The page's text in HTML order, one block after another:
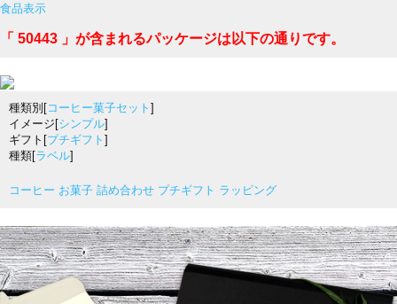
食品表示
「 50443 」が含まれるパッケージは以下の通りです。
種類別[コーヒー菓子セット ]
イメージ[シンプル]
ギフト[プチギフト ]
種類[ラベル]
コーヒー お菓子 詰め合わせ プチギフト ラッピング